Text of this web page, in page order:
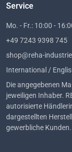
Service
Mo. - Fr.: 10:00 -
+49 7243 9398 745
shop@reha-
International /
Die angegebenen
jeweiligen Inhaber.
autorisierte
dargestellten
gewerbliche Kunden.